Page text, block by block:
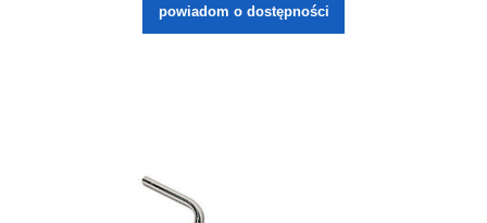
powiadom o dostępności